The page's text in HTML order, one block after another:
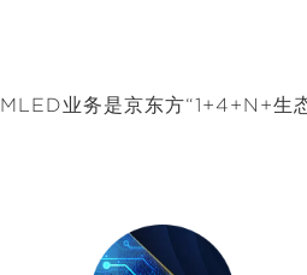
MLED业务是京东方“1+4+N+生